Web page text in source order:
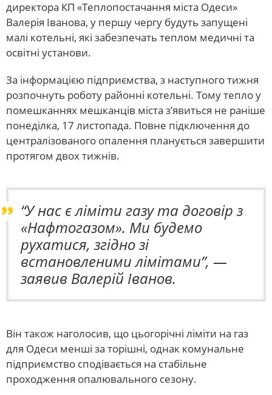
директора КП «Теплопостачання міста Одеси»
Валерія Іванова, у першу чергу будуть запущені
малі котельні, які забезпечать теплом медичні та
освітні установи.
За інформацією підприємства, з наступного тижня
розпочнуть роботу районні котельні. Тому тепло у
помешканнях мешканців міста з’явиться не раніше
понеділка, 17 листопада. Повне підключення до
централізованого опалення планується завершити
протягом двох тижнів.
“У нас є ліміти газу та договір з
«Нафтогазом». Ми будемо
рухатися, згідно зі
встановленими лімітами”, —
заявив Валерій Іванов.
Він також наголосив, що цьогорічні ліміти на газ
для Одеси менші за торішні, однак комунальне
підприємство сподівається на стабільне
проходження опалювального сезону.